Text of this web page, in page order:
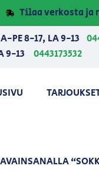
Tilaa verkosta ja
PE 8-17, LA 9-13
9-13
0443173532